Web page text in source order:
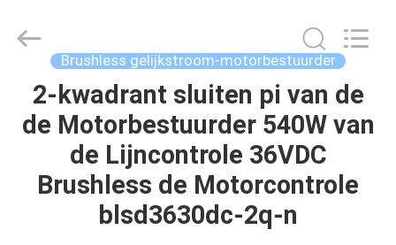
THUIS
PRODUCTEN
International
Trade
Reserved.
Brushless gelijkstroom-motorbestuurder
2-kwadrant sluiten pi van de
de Motorbestuurder 540W van
de Lijncontrole 36VDC
Brushless de Motorcontrole
blsd3630dc-2q-n